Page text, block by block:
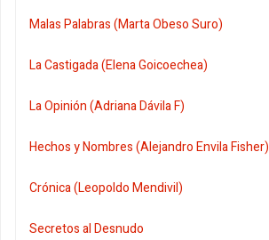
Malas Palabras (Marta Obeso Suro)
La Castigada (Elena Goicoechea)
La Opinión (Adriana Dávila F)
Hechos y Nombres (Alejandro Envila Fisher)
Crónica (Leopoldo Mendivil)
Secretos al Desnudo